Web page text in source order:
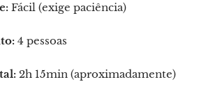
Fácil (exige paciência)
4 pessoas
2h 15min (aproximadamente)